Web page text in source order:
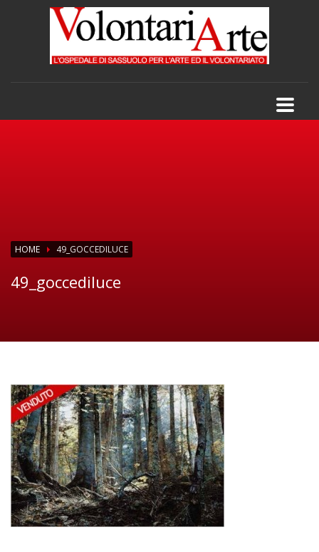
HOME 49_GOCCEDILUCE
49_goccediluce